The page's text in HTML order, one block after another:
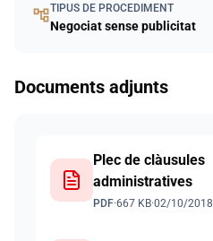
account_treeTIPUS DE PROCEDIMENT
Negociat sense publicitat
Documents adjunts
Plec de clàusules
administratives
PDF·667 KB·02/10/2018